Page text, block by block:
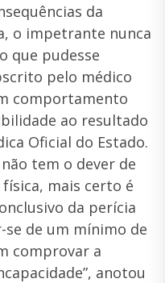
da
o impetrante nunca
que pudesse
pelo médico
comportamento
ao resultado
Oficial do Estado.
tem o dever de
mais certo é
da perícia
de um mínimo de
comprovar a
anotou